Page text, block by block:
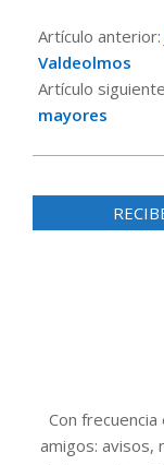
12-
27
Artículo anterior:
Valdeolmos
Artículo
mayores
Con
amigos: avisos,